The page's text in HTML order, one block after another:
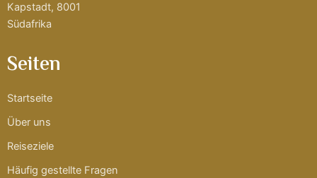
Kapstadt, 8001
Südafrika
Seiten
Startseite
Über uns
Reiseziele
Häufig gestellte Fragen